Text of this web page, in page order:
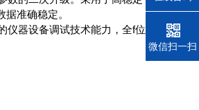
准确稳定。
仪器设备调试技术能力，全f位
电话
微信扫一扫